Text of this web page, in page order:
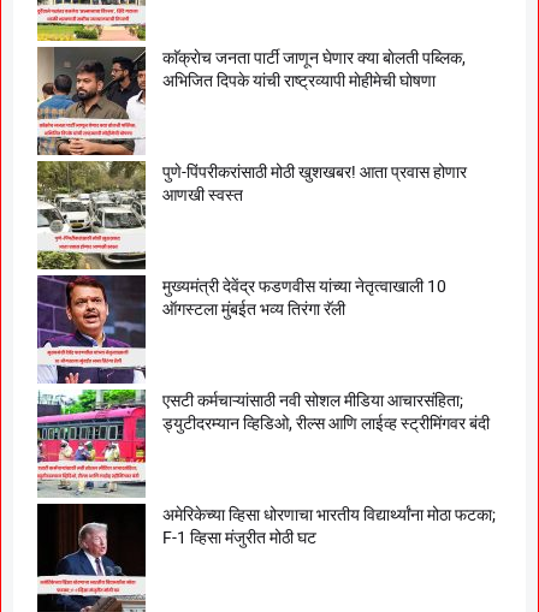
काॅक्राेच जनता पार्टी जाणून घेणार क्या बाेलती पब्लिक,
अभिजित दिपके यांची राष्ट्रव्यापी माेहीमेची घाेषणा
पुणे-पिंपरीकरांसाठी मोठी खुशखबर! आता प्रवास होणार
आणखी स्वस्त
मुख्यमंत्री देवेंद्र फडणवीस यांच्या नेतृत्वाखाली 10
ऑगस्टला मुंबईत भव्य तिरंगा रॅली
एसटी कर्मचाऱ्यांसाठी नवी सोशल मीडिया आचारसंहिता;
ड्युटीदरम्यान व्हिडिओ, रील्स आणि लाईव्ह स्ट्रीमिंगवर बंदी
अमेरिकेच्या व्हिसा धोरणाचा भारतीय विद्यार्थ्यांना मोठा फटका;
F-1 व्हिसा मंजुरीत मोठी घट